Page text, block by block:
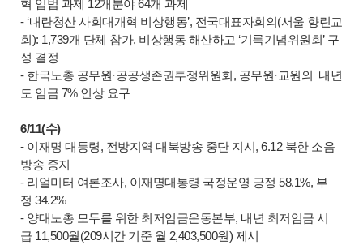
혁 입법 과제 12개분야 64개 과제
- ‘내란청산 사회대개혁 비상행동’, 전국대표자회의(서울 향린교
회): 1,739개 단체 참가, 비상행동 해산하고 ‘기록기념위원회’ 구
성 결정
- 한국노총 공무원·공공생존권투쟁위원회, 공무원·교원의 내년
도 임금 7% 인상 요구
6/11(수)
- 이재명 대통령, 전방지역 대북방송 중단 지시, 6.12 북한 소음
방송 중지
- 리얼미터 여론조사, 이재명대통령 국정운영 긍정 58.1%, 부
정 34.2%
- 양대노총 모두를 위한 최저임금운동본부, 내년 최저임금 시
급 11,500월(209시간 기준 월 2,403,500원) 제시